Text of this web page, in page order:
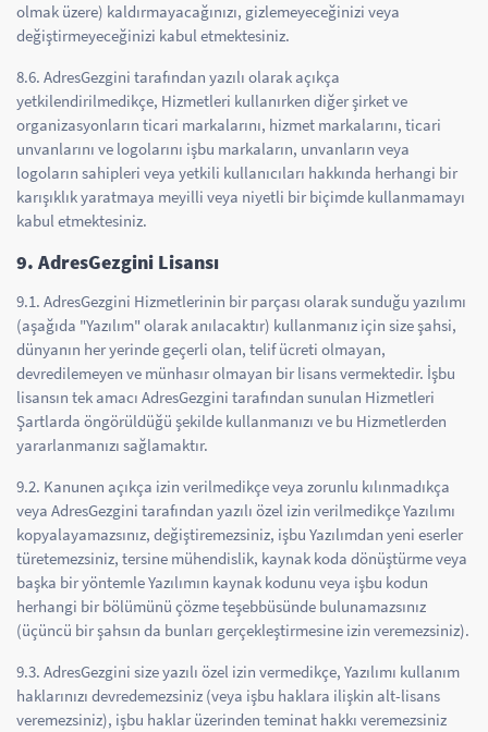
olmak üzere) kaldırmayacağınızı, gizlemeyeceğinizi veya
değiştirmeyeceğinizi kabul etmektesiniz.
8.6. AdresGezgini tarafından yazılı olarak açıkça
yetkilendirilmedikçe, Hizmetleri kullanırken diğer şirket ve
organizasyonların ticari markalarını, hizmet markalarını, ticari
unvanlarını ve logolarını işbu markaların, unvanların veya
logoların sahipleri veya yetkili kullanıcıları hakkında herhangi bir
karışıklık yaratmaya meyilli veya niyetli bir biçimde kullanmamayı
kabul etmektesiniz.
9. AdresGezgini Lisansı
9.1. AdresGezgini Hizmetlerinin bir parçası olarak sunduğu yazılımı
(aşağıda "Yazılım" olarak anılacaktır) kullanmanız için size şahsi,
dünyanın her yerinde geçerli olan, telif ücreti olmayan,
devredilemeyen ve münhasır olmayan bir lisans vermektedir. İşbu
lisansın tek amacı AdresGezgini tarafından sunulan Hizmetleri
Şartlarda öngörüldüğü şekilde kullanmanızı ve bu Hizmetlerden
yararlanmanızı sağlamaktır.
9.2. Kanunen açıkça izin verilmedikçe veya zorunlu kılınmadıkça
veya AdresGezgini tarafından yazılı özel izin verilmedikçe Yazılımı
kopyalayamazsınız, değiştiremezsiniz, işbu Yazılımdan yeni eserler
türetemezsiniz, tersine mühendislik, kaynak koda dönüştürme veya
başka bir yöntemle Yazılımın kaynak kodunu veya işbu kodun
herhangi bir bölümünü çözme teşebbüsünde bulunamazsınız
(üçüncü bir şahsın da bunları gerçekleştirmesine izin veremezsiniz).
9.3. AdresGezgini size yazılı özel izin vermedikçe, Yazılımı kullanım
haklarınızı devredemezsiniz (veya işbu haklara ilişkin alt-lisans
veremezsiniz), işbu haklar üzerinden teminat hakkı veremezsiniz